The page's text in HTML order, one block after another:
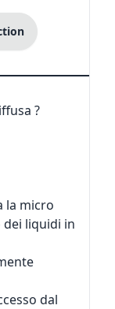
?
la micro
dei liquidi in
dal